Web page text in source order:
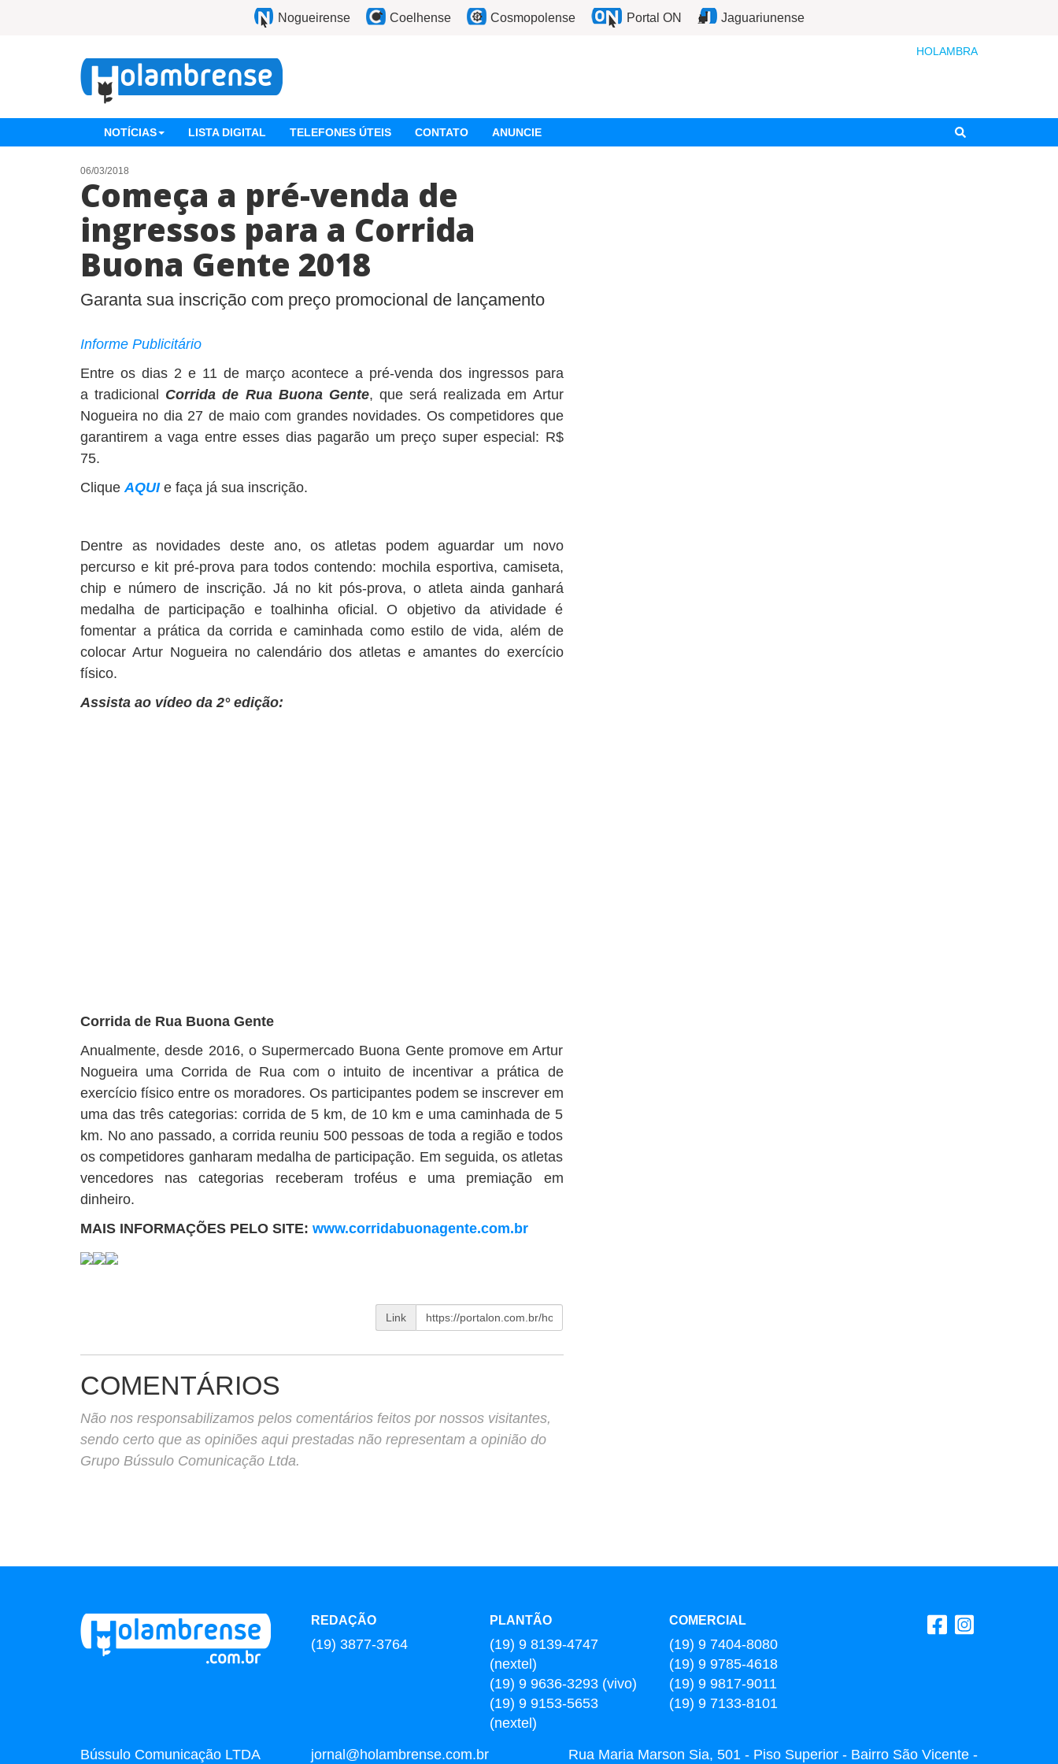
Nogueirense Coelhense Cosmopolense Portal ON Jaguariunense
HOLAMBRA
NOTÍCIAS LISTA DIGITAL TELEFONES ÚTEIS CONTATO ANUNCIE
06/03/2018
Começa a pré-venda de
ingressos para a Corrida
Buona Gente 2018
Garanta sua inscrição com preço promocional de lançamento
Informe Publicitário
Entre os dias 2 e 11 de março acontece a pré-venda dos ingressos para
a tradicional Corrida de Rua Buona Gente, que será realizada em Artur
Nogueira no dia 27 de maio com grandes novidades. Os competidores que
garantirem a vaga entre esses dias pagarão um preço super especial: R$
75.
CliqueAQUI e faça já sua inscrição.
Dentre as novidades deste ano, os atletas podem aguardar um novo
percurso e kit pré-prova para todos contendo: mochila esportiva, camiseta,
chip e número de inscrição. Já no kit pós-prova, o atleta ainda ganhará
medalha de participação e toalhinha oficial. O objetivo da atividade é
fomentar a prática da corrida e caminhada como estilo de vida, além de
colocar Artur Nogueira no calendário dos atletas e amantes do exercício
físico.
Assista ao vídeo da 2° edição:
Corrida de Rua Buona Gente
Anualmente, desde 2016, o Supermercado Buona Gente promove em Artur
Nogueira uma Corrida de Rua com o intuito de incentivar a prática de
exercício físico entre os moradores. Os participantes podem se inscrever em
uma das três categorias: corrida de 5 km, de 10 km e uma caminhada de 5
km. No ano passado, a corrida reuniu 500 pessoas de toda a região e todos
os competidores ganharam medalha de participação. Em seguida, os atletas
vencedores nas categorias receberam troféus e uma premiação em
dinheiro.
MAIS INFORMAÇÕES PELO SITE: www.corridabuonagente.com.br
Link
COMENTÁRIOS
Não nos responsabilizamos pelos comentários feitos por nossos visitantes,
sendo certo que as opiniões aqui prestadas não representam a opinião do
Grupo Bússulo Comunicação Ltda.
REDAÇÃO
(19) 3877-3764
PLANTÃO
(19) 9 8139-4747
(nextel)
(19) 9 9636-3293 (vivo)
(19) 9 9153-5653
(nextel)
COMERCIAL
(19) 9 7404-8080
(19) 9 9785-4618
(19) 9 9817-9011
(19) 9 7133-8101
Bússulo Comunicação LTDA jornal@holambrense.com.br Rua Maria Marson Sia, 501 - Piso Superior - Bairro São Vicente -